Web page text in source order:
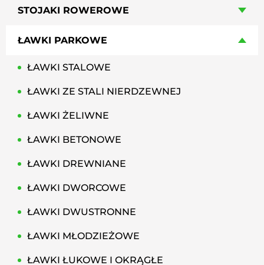
STOJAKI ROWEROWE
ŁAWKI PARKOWE
ŁAWKI STALOWE
ŁAWKI ZE STALI NIERDZEWNEJ
ŁAWKI ŻELIWNE
ŁAWKI BETONOWE
ŁAWKI DREWNIANE
ŁAWKI DWORCOWE
ŁAWKI DWUSTRONNE
ŁAWKI MŁODZIEŻOWE
ŁAWKI ŁUKOWE I OKRĄGŁE